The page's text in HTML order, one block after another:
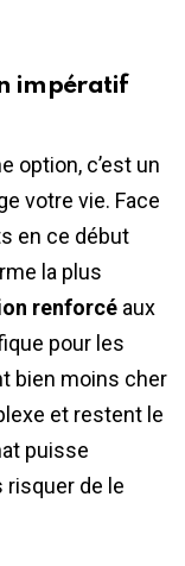
impératif
option, c’est un
votre vie. Face
en ce début
la plus
renforcé aux
pour les
bien moins cher
et restent le
puisse
risquer de le